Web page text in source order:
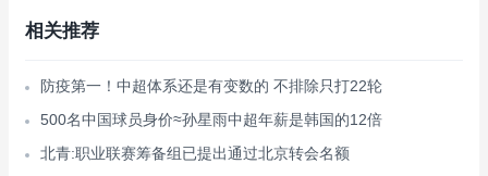
相关推荐
防疫第一！中超体系还是有变数的 不排除只打22轮
500名中国球员身价≈孙星雨中超年薪是韩国的12倍
北青:职业联赛筹备组已提出通过北京转会名额